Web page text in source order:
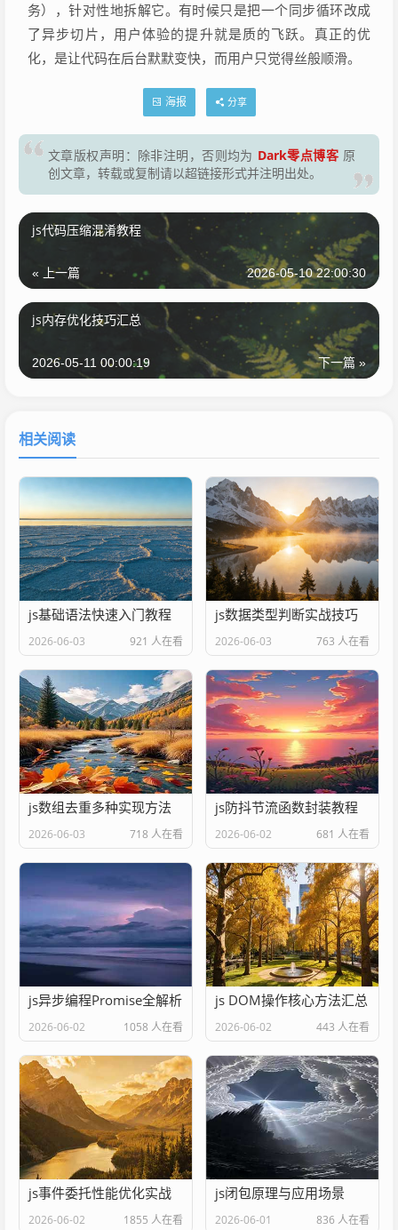
务），针对性地拆解它。有时候只是把一个同步循环改成
了异步切片，用户体验的提升就是质的飞跃。真正的优
化，是让代码在后台默默变快，而用户只觉得丝般顺滑。
海报 分享
文章版权声明：除非注明，否则均为 Dark零点博客 原
创文章，转载或复制请以超链接形式并注明出处。
js代码压缩混淆教程
« 上一篇 2026-05-10 22:00:30
js内存优化技巧汇总
下一篇 »
2026-05-11 00:00:19
相关阅读
js基础语法快速入门教程
2026-06-03 921 人在看
js数据类型判断实战技巧
2026-06-03 763 人在看
js数组去重多种实现方法
2026-06-03 718 人在看
js防抖节流函数封装教程
2026-06-02 681 人在看
js异步编程Promise全解析
2026-06-02 1058 人在看
js DOM操作核心方法汇总
2026-06-02 443 人在看
js事件委托性能优化实战
2026-06-02 1855 人在看
js闭包原理与应用场景
2026-06-01 836 人在看